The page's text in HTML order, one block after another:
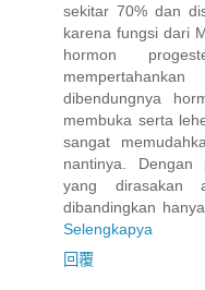
sekitar 70% dan
karena fungsi dari
hormon
dibendungnya
membuka serta
sangat
nantinya. Dengan
yang dirasakan
dibandingkan
Selengkapya
回覆